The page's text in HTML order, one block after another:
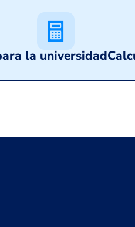
la universidad